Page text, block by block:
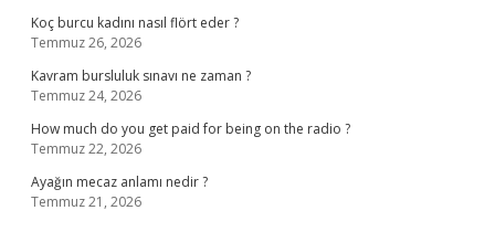
Koç burcu kadını nasıl flört eder ?
Temmuz 26, 2026
Kavram bursluluk sınavı ne zaman ?
Temmuz 24, 2026
How much do you get paid for being on the radio ?
Temmuz 22, 2026
Ayağın mecaz anlamı nedir ?
Temmuz 21, 2026